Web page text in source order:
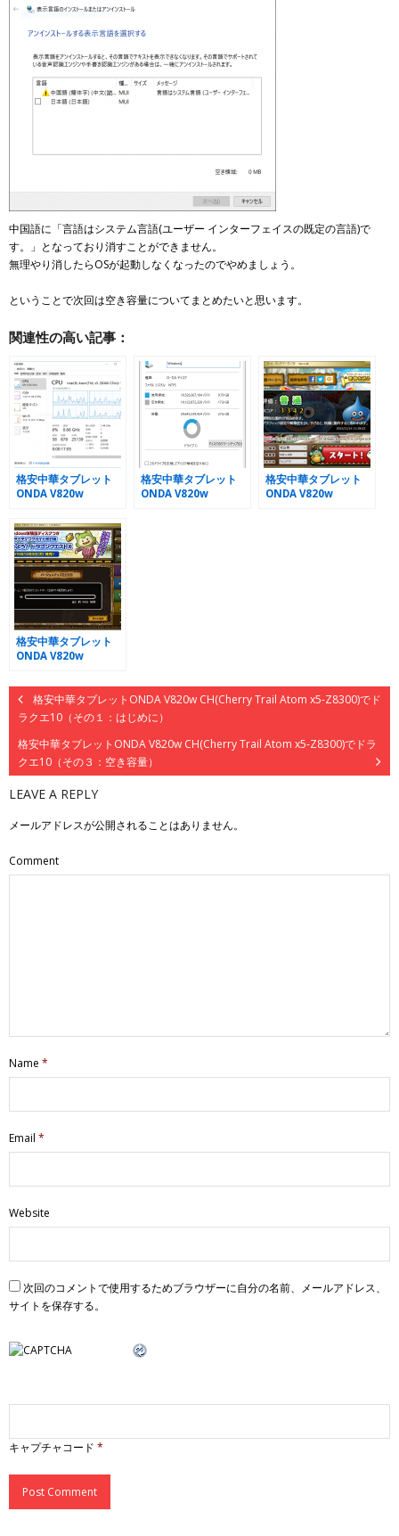
中国語に「言語はシステム言語(ユーザー インターフェイスの既定の言語)で
す。」となっており消すことができません。
無理やり消したらOSが起動しなくなったのでやめましょう。
ということで次回は空き容量についてまとめたいと思います。
関連性の高い記事：
格安中華タブレット
ONDA V820w
Atom x5-Z8300)でド
ラクエ10（その１：
はじめに）
格安中華タブレット
ONDA V820w
格安中華タブレット
ONDA V820w
格安中華タブレット
ONDA V820w
Atom x5-Z8300)でド
ラクエ10（その５：
仮想ディスクの自動マ
ウントとインストー
ル）
格安中華タブレットONDA V820w CH(Cherry Trail Atom x5-Z8300)でド
ラクエ10（その１：はじめに）
格安中華タブレットONDA V820w CH(Cherry Trail Atom x5-Z8300)でドラ
クエ10（その３：空き容量）
LEAVE A REPLY
メールアドレスが公開されることはありません。
Comment
Name *
Email *
Website
次回のコメントで使用するためブラウザーに自分の名前、メールアドレス、
サイトを保存する。
キャプチャコード *